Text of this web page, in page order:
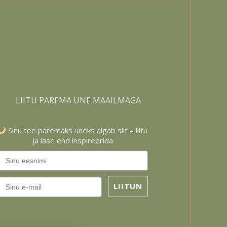
LIITU PAREMA UNE MAAILMAGA
Sinu tee paremaks uneks algab siit – liitu
ja lase end inspireerida
LIITUN